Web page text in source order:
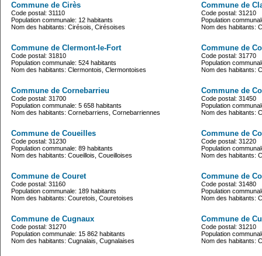
Commune de Cirès
Code postal: 31110
Population communale: 12 habitants
Nom des habitants: Cirésois, Cirésoises
Commune de
Code postal: 31210
Population
Nom des habitants:
Commune de Clermont-le-Fort
Code postal: 31810
Population communale: 524 habitants
Nom des habitants: Clermontois, Clermontoises
Commune de
Code postal: 31770
Population
Nom des habitants:
Commune de Cornebarrieu
Code postal: 31700
Population communale: 5 658 habitants
Nom des habitants: Cornebarriens, Cornebarriennes
Commune de
Code postal: 31450
Population
Nom des habitants:
Commune de Coueilles
Code postal: 31230
Population communale: 89 habitants
Nom des habitants: Coueillois, Coueilloises
Commune de
Code postal: 31220
Population
Nom des habitants:
Commune de Couret
Code postal: 31160
Population communale: 189 habitants
Nom des habitants: Couretois, Couretoises
Commune de
Code postal: 31480
Population
Nom des habitants:
Commune de Cugnaux
Code postal: 31270
Population communale: 15 862 habitants
Nom des habitants: Cugnalais, Cugnalaises
Commune de
Code postal: 31210
Population
Nom des habitants: